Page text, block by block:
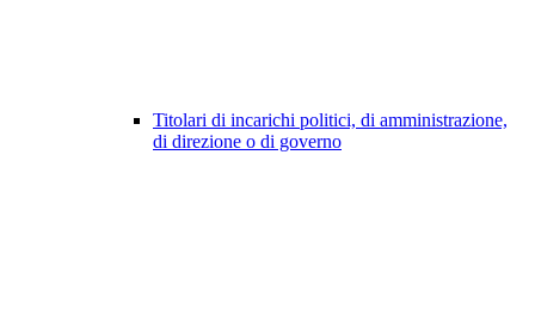
Titolari di incarichi politici, di amministrazione,
di direzione o di governo